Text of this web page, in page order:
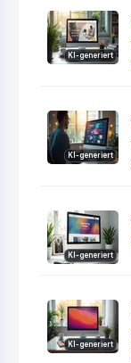
KI-generiert
KI-generiert
KI-generiert
KI-generiert